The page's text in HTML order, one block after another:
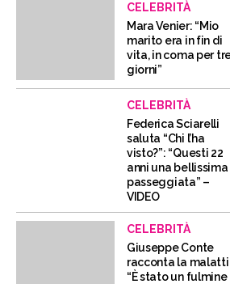
CELEBRITÀ
Mara Venier: “Mio
marito era in fin di
vita, in coma per
giorni”
CELEBRITÀ
Federica Sciarelli
saluta “Chi l’ha
visto?”: “Questi 22
anni una bellissima
passeggiata” –
VIDEO
CELEBRITÀ
Giuseppe Conte
racconta la
“È stato un fulmine